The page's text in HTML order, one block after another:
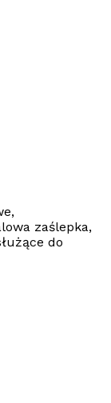
zaślepka,
do